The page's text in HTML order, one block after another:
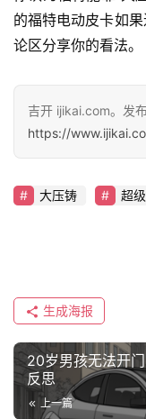
快
报
专
栏
吉
l
的福特电动皮卡如
论区分享你的看法。
吉开 ijikai.com。发
https://
大压铸 超
生成海报
20岁男孩无法开
反思
上一篇